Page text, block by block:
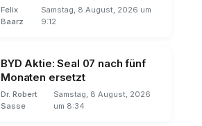
Felix
Baarz
Samstag, 8 August, 2026 um
9:12
BYD Aktie: Seal 07 nach fünf
Monaten ersetzt
Dr. Robert
Sasse
Samstag, 8 August, 2026
um 8:34